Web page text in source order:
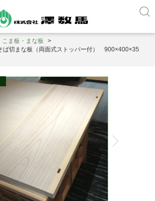
こま板・まな板
切まな板（両面式ストッパー付） 900×400×35